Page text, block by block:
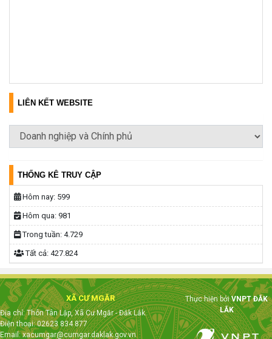
LIÊN KẾT WEBSITE
THỐNG KÊ TRUY CẬP
Hôm nay: 599
Hôm qua: 981
Trong tuần: 4.729
Tất cả: 427.824
XÃ CƯ MGĂR
Địa chỉ: Thôn Tân Lập, Xã Cư Mgăr - Đắk Lắk.
Điện thoại: 02623 834 877
Email: xacumgar@cumgar.daklak.gov.vn
Thực hiện bởiVNPT ĐẮK
LẮK